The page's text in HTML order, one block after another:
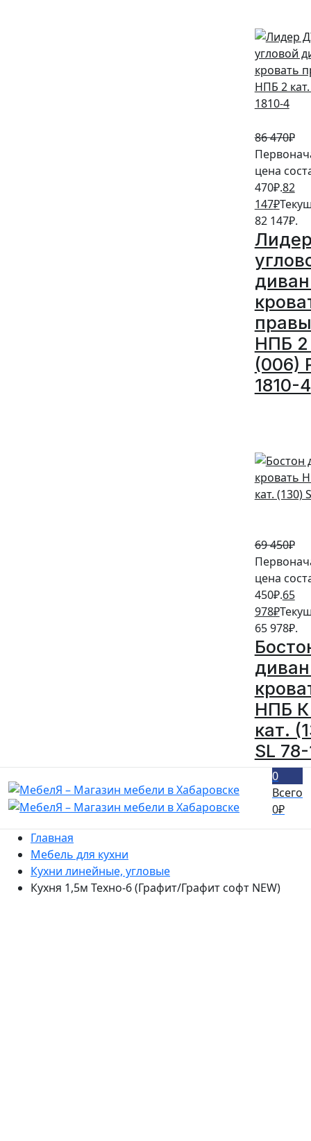
86 470₽
цена
470₽.82
147₽
82 147₽.
НПБ 2
(006)
1810-4
69 450₽
цена
450₽.65
978₽
65 978₽.
НПБ
кат.
SL
0
Всего
0₽
Главная
Мебель для кухни
Кухни линейные, угловые
Кухня 1,5м Техно-6 (Графит/Графит софт NEW)